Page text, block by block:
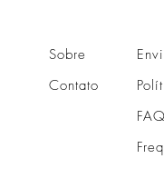
Sobre
Contato